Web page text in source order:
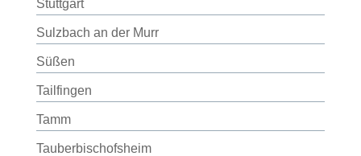
Stuttgart
Sulzbach an der Murr
Süßen
Tailfingen
Tamm
Tauberbischofsheim